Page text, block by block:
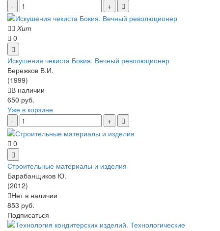
Хит
0
Искушения чекиста Бокия. Вечный революционер
Бережков В.И.
(1999)
В наличии
650 руб.
Уже в корзине
0
Строительные материалы и изделия
Барабанщиков Ю.
(2012)
Нет в наличии
853 руб.
Подписаться